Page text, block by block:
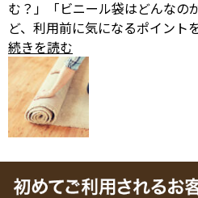
む？」「ビニール袋はどんなの
ど、利用前に気になるポイント
続きを読む